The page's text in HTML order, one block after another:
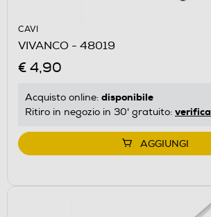
CAVI
VIVANCO - 48019
€ 4,90
Acquisto online: disponibile
Ritiro in negozio in 30' gratuito: verifica
AGGIUNGI